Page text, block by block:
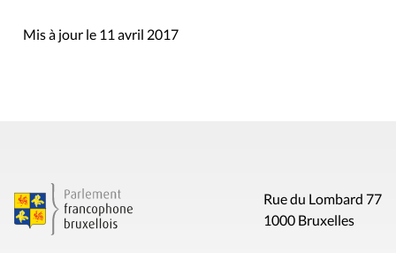
Mis à jour le 11 avril 2017
Rue du Lombard 77
1000 Bruxelles